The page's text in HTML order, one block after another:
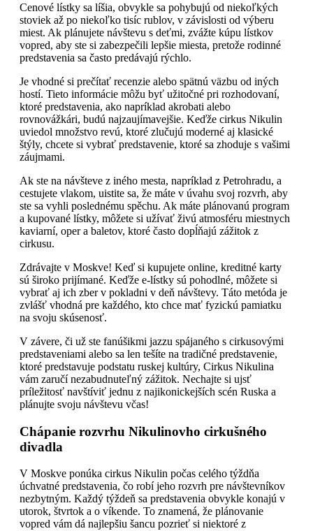
Cenové lístky sa líšia, obvykle sa pohybujú od niekoľkých
stoviek až po niekoľko tisíc rublov, v závislosti od výberu
miest. Ak plánujete návštevu s deťmi, zvážte kúpu lístkov
vopred, aby ste si zabezpečili lepšie miesta, pretože rodinné
predstavenia sa často predávajú rýchlo.
Je vhodné si prečítať recenzie alebo spätnú väzbu od iných
hostí. Tieto informácie môžu byť užitočné pri rozhodovaní,
ktoré predstavenia, ako napríklad akrobati alebo
rovnovážkári, budú najzaujímavejšie. Keďže cirkus Nikulin
uviedol množstvo revú, ktoré zlučujú moderné aj klasické
štýly, chcete si vybrať predstavenie, ktoré sa zhoduje s vašimi
záujmami.
Ak ste na návšteve z iného mesta, napríklad z Petrohradu, a
cestujete vlakom, uistite sa, že máte v úvahu svoj rozvrh, aby
ste sa vyhli poslednému spěchu. Ak máte plánovanú program
a kupované lístky, môžete si užívať živú atmosféru miestnych
kaviarní, oper a baletov, ktoré často dopĺňajú zážitok z
cirkusu.
Zdrávajte v Moskve! Keď si kupujete online, kreditné karty
sú široko prijímané. Keďže e-lístky sú pohodlné, môžete si
vybrať aj ich zber v pokladni v deň návštevy. Táto metóda je
zvlášť vhodná pre každého, kto chce mať fyzickú pamiatku
na svoju skúsenosť.
V závere, či už ste fanúšikmi jazzu spájaného s cirkusovými
predstaveniami alebo sa len tešíte na tradičné predstavenie,
ktoré predstavuje podstatu ruskej kultúry, Cirkus Nikulina
vám zaručí nezabudnuteľný zážitok. Nechajte si ujsť
príležitosť navštíviť jednu z najikonickejších scén Ruska a
plánujte svoju návštevu včas!
Chápanie rozvrhu Nikulinovho cirkušného
divadla
V Moskve ponúka cirkus Nikulin počas celého týždňa
úchvatné predstavenia, čo robí jeho rozvrh pre návštevníkov
nezbytným. Každý týždeň sa predstavenia obvykle konajú v
utorok, štvrtok a o víkende. To znamená, že plánovanie
vopred vám dá najlepšiu šancu pozrieť si niektoré z